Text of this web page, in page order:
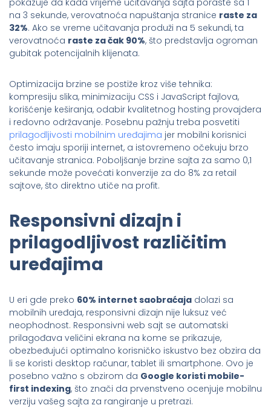
na 3 sekunde, verovatnoća napuštanja stranice raste za
32%. Ako se vreme učitavanja produži na 5 sekundi, ta
verovatnoća raste za čak 90%, što predstavlja ogroman
gubitak potencijalnih klijenata.
Optimizacija brzine se postiže kroz više tehnika:
kompresiju slika, minimizaciju CSS i JavaScript fajlova,
korišćenje keširanja, odabir kvalitetnog hosting provajdera
i redovno održavanje. Posebnu pažnju treba posvetiti
prilagodljivosti mobilnim uređajima jer mobilni korisnici
često imaju sporiji internet, a istovremeno očekuju brzo
učitavanje stranica. Poboljšanje brzine sajta za samo 0,1
sekunde može povećati konverzije za do 8% za retail
sajtove, što direktno utiče na profit.
Responsivni dizajn i
prilagodljivost različitim
uređajima
U eri gde preko 60% internet saobraćaja dolazi sa
mobilnih uređaja, responsivni dizajn nije luksuz već
neophodnost. Responsivni web sajt se automatski
prilagođava veličini ekrana na kome se prikazuje,
obezbeđujući optimalno korisničko iskustvo bez obzira da
li se koristi desktop računar, tablet ili smartphone. Ovo je
posebno važno s obzirom da Google koristi mobile-
first indexing, što znači da prvenstveno ocenjuje mobilnu
verziju vašeg sajta za rangiranje u pretrazi.